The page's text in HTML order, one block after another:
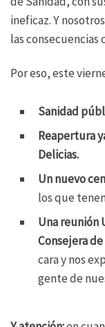
ineficaz. Y
las consecuencias
Por eso, este
Sanidad
Reapertura
Delicias.
Un nuevo
los que
Una reunión
Consejera
cara y nos
gente de